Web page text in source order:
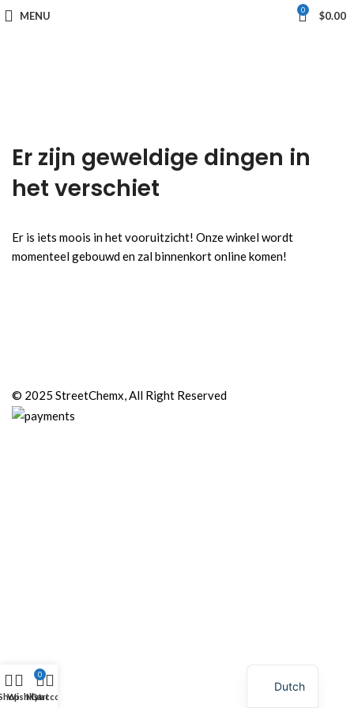
MENU 0 $0.00
Er zijn geweldige dingen in
het verschiet
Er is iets moois in het vooruitzicht! Onze winkel wordt
momenteel gebouwd en zal binnenkort online komen!
© 2025 StreetChemx, All Right Reserved
Wishlist
0
Cart
My account
Dutch